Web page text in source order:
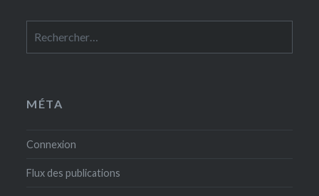
MÉTA
Connexion
Flux des publications